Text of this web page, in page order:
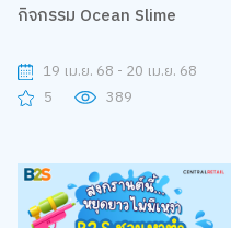
กิจกรรม Ocean Slime
19 เม.ย. 68 - 20 เม.ย. 68
5
389